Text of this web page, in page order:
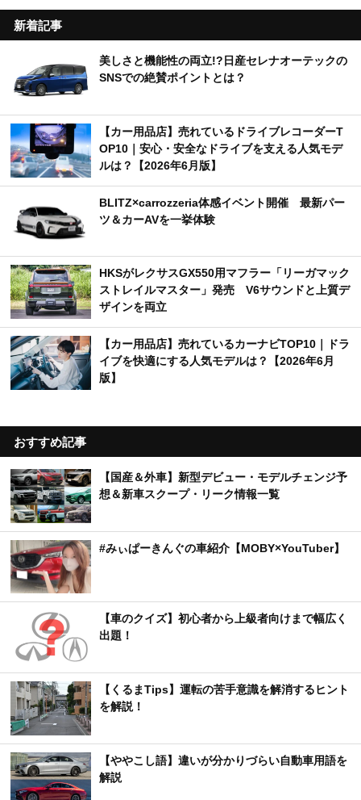
新着記事
美しさと機能性の両立!?日産セレナオーテックの
SNSでの絶賛ポイントとは？
【カー用品店】売れているドライブレコーダーT
OP10｜安心・安全なドライブを支える人気モデ
ルは？【2026年6月版】
BLITZ×carrozzeria体感イベント開催 最新パー
ツ＆カーAVを一挙体験
HKSがレクサスGX550用マフラー「リーガマック
ストレイルマスター」発売 V6サウンドと上質デ
ザインを両立
【カー用品店】売れているカーナビTOP10｜ドラ
イブを快適にする人気モデルは？【2026年6月
版】
おすすめ記事
【国産＆外車】新型デビュー・モデルチェンジ予
想＆新車スクープ・リーク情報一覧
#みぃぱーきんぐの車紹介【MOBY×YouTuber】
【車のクイズ】初心者から上級者向けまで幅広く
出題！
【くるまTips】運転の苦手意識を解消するヒント
を解説！
【ややこし語】違いが分かりづらい自動車用語を
解説